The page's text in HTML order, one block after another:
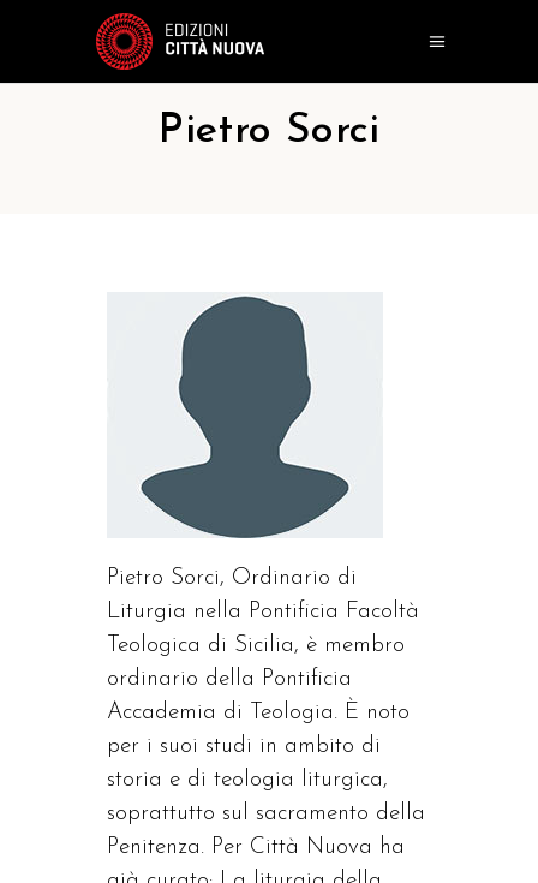
Pietro Sorci
Pietro Sorci, Ordinario di
Liturgia nella Pontificia Facoltà
Teologica di Sicilia, è membro
ordinario della Pontificia
Accademia di Teologia. È noto
per i suoi studi in ambito di
storia e di teologia liturgica,
soprattutto sul sacramento della
Penitenza. Per Città Nuova ha